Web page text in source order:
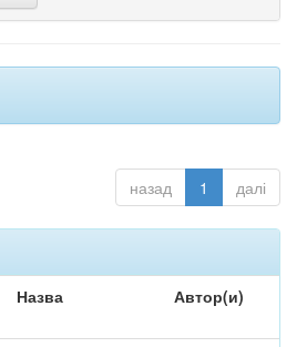
назад 1 далі
Назва Автор(и)